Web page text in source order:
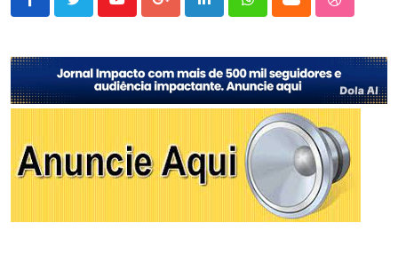
YoutubeGoogle+LinkedInWhatsappCloud